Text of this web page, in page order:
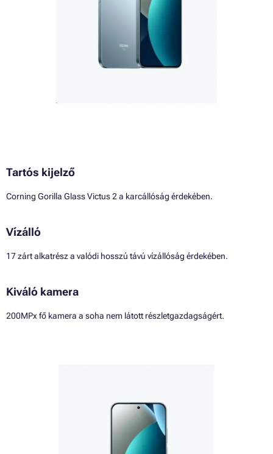
Tartós kijelző
Corning Gorilla Glass Victus 2 a karcállóság érdekében.
Vízálló
17 zárt alkatrész a valódi hosszú távú vízállóság érdekében.
Kiváló kamera
200MPx fő kamera a soha nem látott részletgazdagságért.